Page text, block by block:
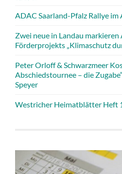
ADAC Saarland-Pfalz Rallye
Zwei neue in Landau markieren
Förderprojekts „Klimaschutz
Peter Orloff & Schwarzmeer
Abschiedstournee – die
Speyer
Westricher Heimatblätter Heft